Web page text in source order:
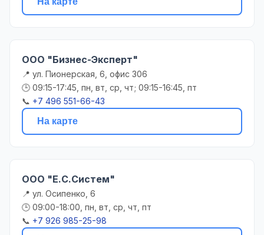
ООО "Бизнес-Эксперт"
📍 ул. Пионерская, 6, офис 306
🕒 09:15-17:45, пн, вт, ср, чт; 09:15-16:45, пт
📞 +7 496 551-66-43
На карте
ООО "Е.С.Систем"
📍 ул. Осипенко, 6
🕒 09:00-18:00, пн, вт, ср, чт, пт
📞 +7 926 985-25-98